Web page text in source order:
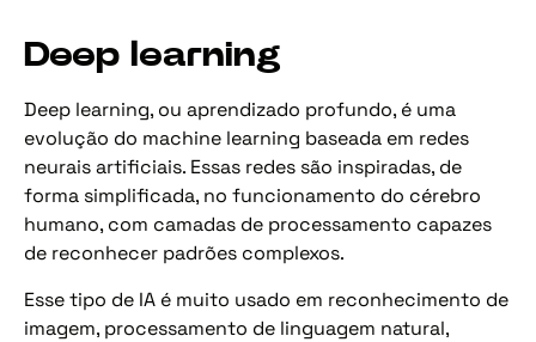
Deep learning
Deep learning, ou aprendizado profundo, é uma
evolução do machine learning baseada em redes
neurais artificiais. Essas redes são inspiradas, de
forma simplificada, no funcionamento do cérebro
humano, com camadas de processamento capazes
de reconhecer padrões complexos.
Esse tipo de IA é muito usado em reconhecimento de
imagem, processamento de linguagem natural,